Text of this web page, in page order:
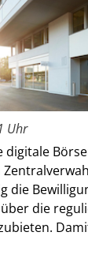
Uhr
digitale
die
die